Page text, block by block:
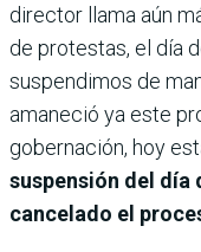
director llama aún
de protestas, el día
suspendimos de
amaneció ya este
gobernación, hoy
suspensión del día
cancelado el